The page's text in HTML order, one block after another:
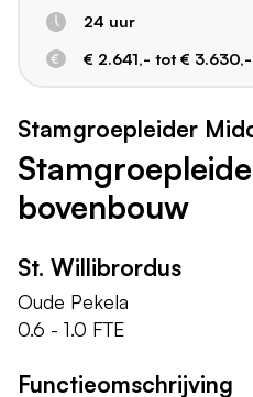
24 uur
€ 2.641,- tot € 3.630,-
Stamgroepleider
bovenbouw
St. Willibrordus
Oude Pekela
0.6 - 1.0 FTE
Functieomschrijving